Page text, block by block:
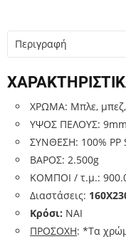
Περιγραφή
ΧΡΩΜΑ: Μπλε, μπεζ,
ΥΨΟΣ ΠΕΛΟΥΣ: 9mm
ΣΥΝΘΕΣΗ: 100% PP
ΒΑΡΟΣ: 2.500g
ΚΟΜΠΟΙ / τ.μ.:
Διαστάσεις:
Κρόσι: ΝΑΙ
ΠΡΟΣΟΧΗ: *Τα